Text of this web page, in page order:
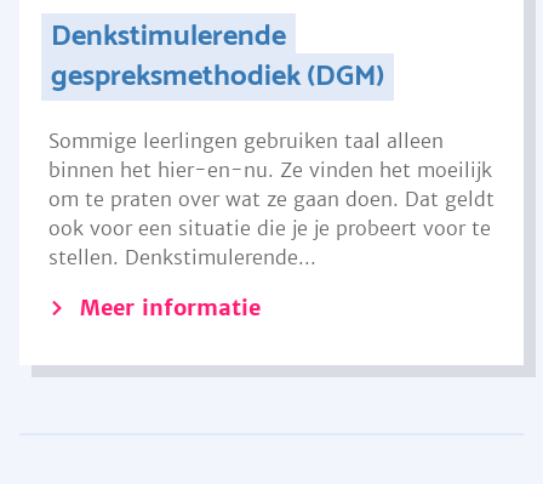
Denkstimulerende
gespreksmethodiek (DGM)
Sommige leerlingen gebruiken taal alleen
binnen het hier-en-nu. Ze vinden het moeilijk
om te praten over wat ze gaan doen. Dat geldt
ook voor een situatie die je je probeert voor te
stellen. Denkstimulerende...
Meer informatie